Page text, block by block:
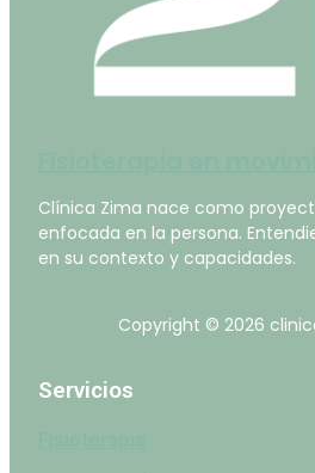
Clínica Zima nace como
enfocada en la persona.
en su contexto y capacidades.
Copyright © 2026
Servicios